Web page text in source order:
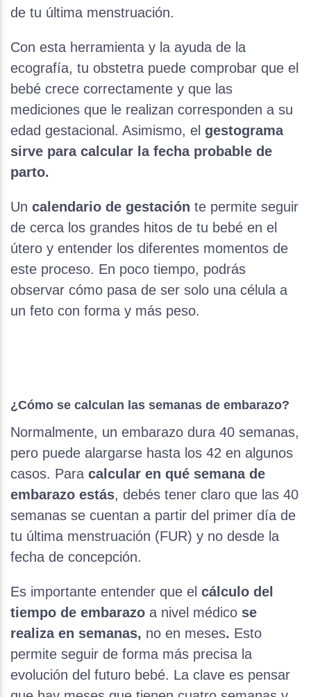
de tu última menstruación.
Con esta herramienta y la ayuda de la
ecografía, tu obstetra puede comprobar que el
bebé crece correctamente y que las
mediciones que le realizan corresponden a su
edad gestacional. Asimismo, el gestograma
sirve para calcular la fecha probable de
parto.
Un calendario de gestación te permite seguir
de cerca los grandes hitos de tu bebé en el
útero y entender los diferentes momentos de
este proceso. En poco tiempo, podrás
observar cómo pasa de ser solo una célula a
un feto con forma y más peso.
¿Cómo se calculan las semanas de embarazo?
Normalmente, un embarazo dura 40 semanas,
pero puede alargarse hasta los 42 en algunos
casos. Para calcular en qué semana de
embarazo estás, debés tener claro que las 40
semanas se cuentan a partir del primer día de
tu última menstruación (FUR) y no desde la
fecha de concepción.
Es importante entender que el cálculo del
tiempo de embarazo a nivel médico se
realiza en semanas, no en meses. Esto
permite seguir de forma más precisa la
evolución del futuro bebé. La clave es pensar